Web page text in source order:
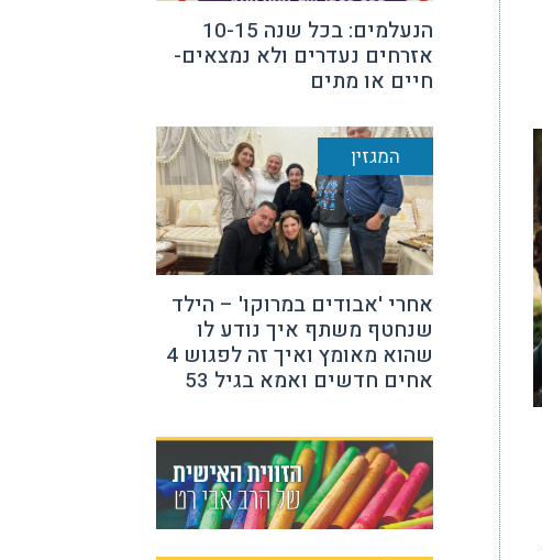
הנעלמים: בכל שנה 10-15
אזרחים נעדרים ולא נמצאים-
חיים או מתים
המגזין
אחרי 'אבודים במרוקו' – הילד
שנחטף משתף איך נודע לו
שהוא מאומץ ואיך זה לפגוש 4
אחים חדשים ואמא בגיל 53